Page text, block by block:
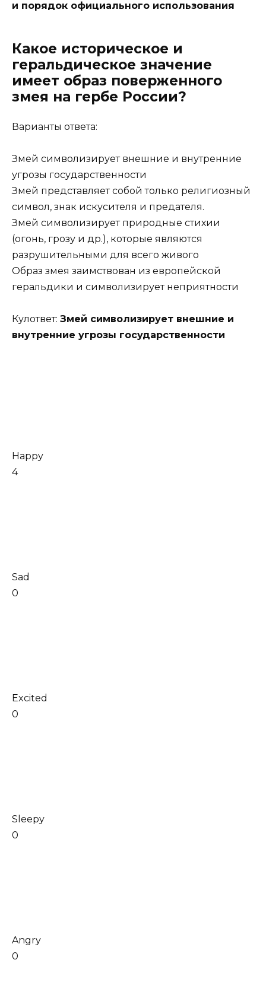
и порядок официального использования
Какое историческое и
геральдическое значение
имеет образ поверженного
змея на гербе России?
Варианты ответа:
Змей символизирует внешние и внутренние
угрозы государственности
Змей представляет собой только религиозный
символ, знак искусителя и предателя.
Змей символизирует природные стихии
(огонь, грозу и др.), которые являются
разрушительными для всего живого
Образ змея заимствован из европейской
геральдики и символизирует неприятности
Кулответ: Змей символизирует внешние и
внутренние угрозы государственности
Happy
4
Sad
0
Excited
0
Sleepy
0
Angry
0